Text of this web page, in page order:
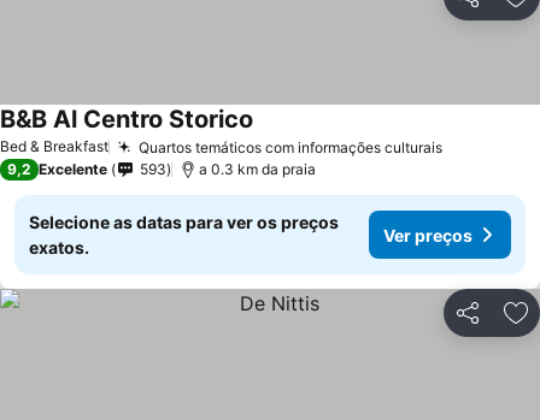
Partilhar
Bed & Breakfast Quartos temáticos com informações culturaisVer preços
B&B Al Centro Storico
9,2 Excelente 593 a 0.3 km da praia
Selecione as datas para ver os preços
exatos.
Ver preços
Partilhar